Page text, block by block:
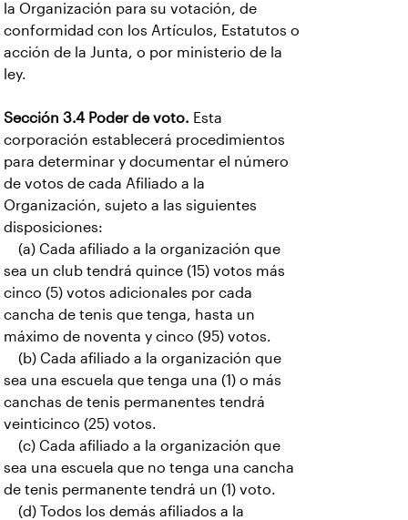
la Organización para su votación, de
conformidad con los Artículos, Estatutos o
acción de la Junta, o por ministerio de la
ley.
Sección 3.4 Poder de voto. Esta
corporación establecerá procedimientos
para determinar y documentar el número
de votos de cada Afiliado a la
Organización, sujeto a las siguientes
disposiciones:
(a) Cada afiliado a la organización que
sea un club tendrá quince (15) votos más
cinco (5) votos adicionales por cada
cancha de tenis que tenga, hasta un
máximo de noventa y cinco (95) votos.
(b) Cada afiliado a la organización que
sea una escuela que tenga una (1) o más
canchas de tenis permanentes tendrá
veinticinco (25) votos.
(c) Cada afiliado a la organización que
sea una escuela que no tenga una cancha
de tenis permanente tendrá un (1) voto.
(d) Todos los demás afiliados a la